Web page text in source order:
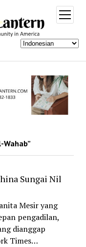
open
menu
Sungai Nil
Mesir yang
pengadilan,
dianggap
Times…